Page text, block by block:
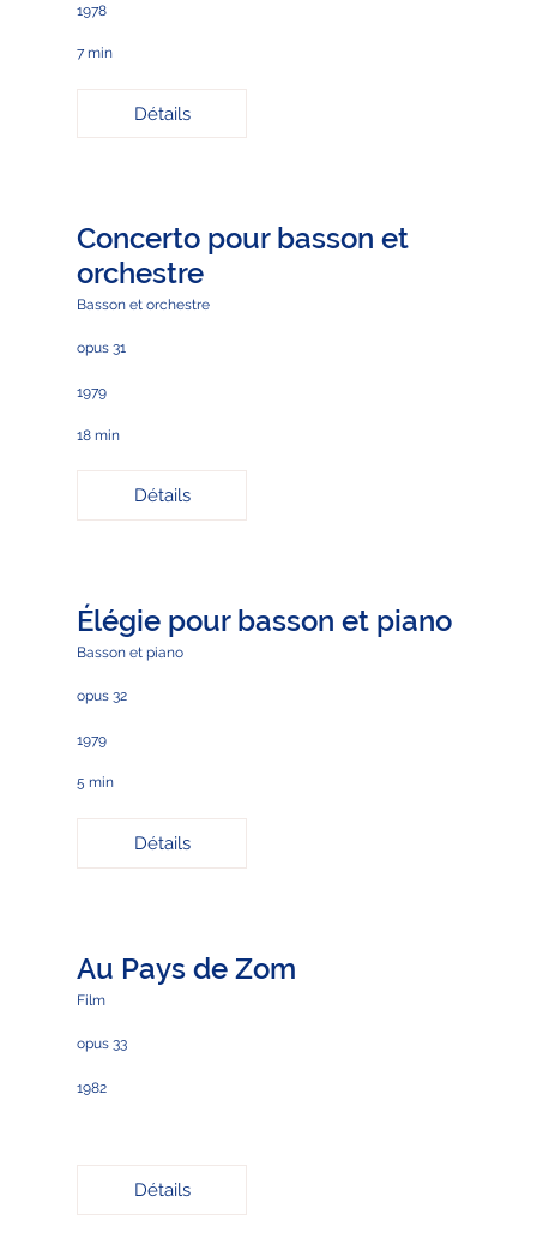
1978
7 min
Détails
Concerto pour basson et
orchestre
Basson et orchestre
opus 31
1979
18 min
Détails
Élégie pour basson et piano
Basson et piano
opus 32
1979
5 min
Détails
Au Pays de Zom
Film
opus 33
1982
Détails